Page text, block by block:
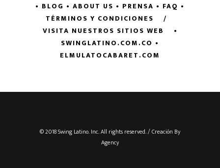
• BLOG • ABOUT US • PRENSA • FAQ •
TÉRMINOS Y CONDICIONES
/
VISITA NUESTROS SITIOS WEB
•
SWINGLATINO.COM.CO •
ELMULATOCABARET.COM
© 2018 Swing Latino. Inc. All rights reserved. / Creación By
Agency